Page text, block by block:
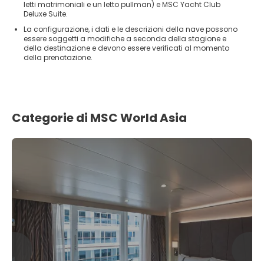
letti matrimoniali e un letto pullman) e MSC Yacht Club
Deluxe Suite.
La configurazione, i dati e le descrizioni della nave possono
essere soggetti a modifiche a seconda della stagione e
della destinazione e devono essere verificati al momento
della prenotazione.
Categorie di MSC World Asia